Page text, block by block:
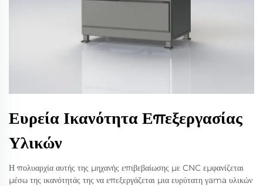
Ευρεία Ικανότητα Επεξεργασίας
Υλικών
Η πολυαρχία αυτής της μηχανής επιβεβαίωσης με CNC εμφανίζεται
μέσω της ικανότητάς της να επεξεργάζεται μια ευρύτατη γama υλικών